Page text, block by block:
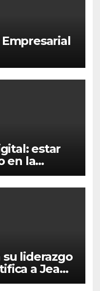
estar
en la
su liderazgo
a Jean
una nueva